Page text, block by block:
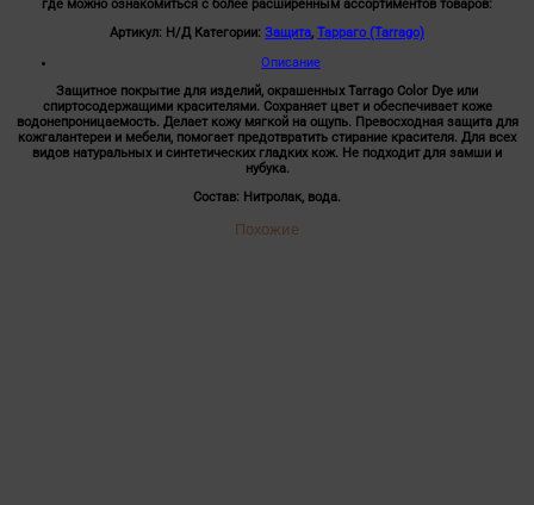
1000мл.
где можно ознакомиться с более расширенным ассортиментов товаров:
Артикул: Н/Д Категории: Защита, Тарраго (Tarrago)
Описание
Защитное покрытие для изделий, окрашенных Tarrago Color Dye или
спиртосодержащими красителями. Сохраняет цвет и обеспечивает коже
водонепроницаемость. Делает кожу мягкой на ощупь. Превосходная защита для
кожгалантереи и мебели, помогает предотвратить стирание красителя. Для всех
видов натуральных и синтетических гладких кож. Не подходит для замши и
нубука.
Состав: Нитролак, вода.
Похожие